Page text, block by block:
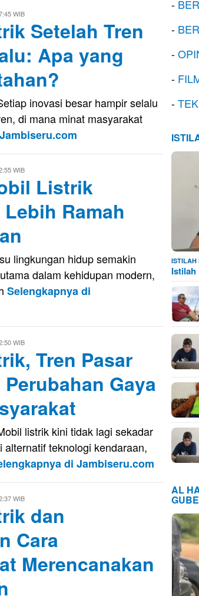
WIB
Setelah Tren
Apa yang
inovasi besar hampir selalu
di mana minat masyarakat
WIB
Listrik
Ramah
lingkungan hidup semakin
dalam kehidupan modern,
Selengkapnya di
WIB
Tren Pasar
Gaya
listrik kini tidak lagi sekadar
alternatif teknologi kendaraan,
di Jambiseru.com
WIB
dan
Cara
Merencanakan
-
-
-
-
-
ISTILAH
Istilah
AL